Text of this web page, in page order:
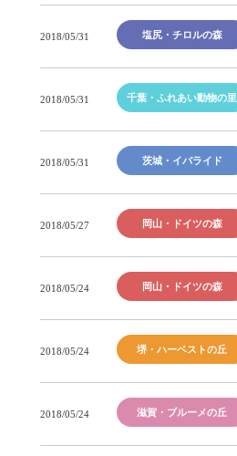
2018/05/31 塩尻・チロルの森
2018/05/31 千葉・ふれあい動物の里
2018/05/31 茨城・イバライド
2018/05/27 岡山・ドイツの森
2018/05/24 岡山・ドイツの森
2018/05/24 堺・ハーベストの丘
2018/05/24 滋賀・ブルーメの丘